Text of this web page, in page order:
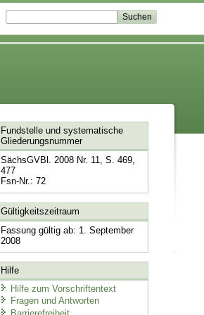
Fundstelle und systematische
Gliederungsnummer
SächsGVBl. 2008 Nr. 11, S. 469,
477
Fsn-Nr.: 72
Gültigkeitszeitraum
Fassung gültig ab: 1. September
2008
Hilfe
Hilfe zum Vorschriftentext
Fragen und Antworten